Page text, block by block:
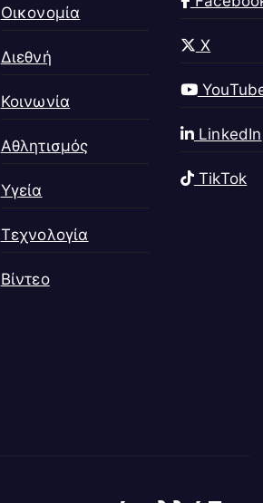
Οικονομία
Διεθνή
Κοινωνία
Αθλητισμός
Υγεία
Τεχνολογία
Βίντεο
X
LinkedIn
TikTok